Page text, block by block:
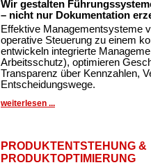
Wir gestalten
– nicht nur Dokumentation
Effektive Managementsysteme
operative Steuerung zu einem
entwickeln integrierte
Arbeitsschutz), optimieren
Transparenz über Kennzahlen,
Entscheidungswege.
weiterlesen ...
PRODUKTENTSTEHUNG &
PRODUKTOPTIMIERUNG